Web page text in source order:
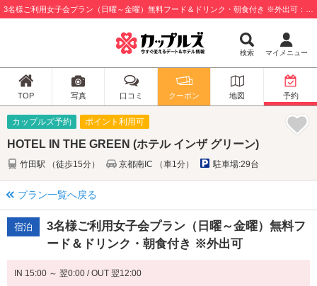
検索 マイメニュー
TOP 写真 口コミ クーポン 地図 予約
カップルズ予約 ポイント利用可
HOTEL IN THE GREEN (ホテル インザ グリーン)
竹田駅 （徒歩15分） 京都南IC （車1分） 駐車場:29台
プラン一覧へ戻る
宿泊
3名様ご利用女子会プラン（日曜～金曜）無料フ
ード＆ドリンク・朝食付き ※外出可
IN 15:00 ～ 翌0:00 / OUT 翌12:00